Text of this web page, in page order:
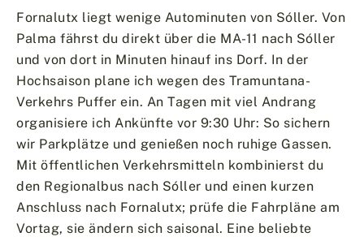
Fornalutx liegt wenige Autominuten von Sóller. Von
Palma fährst du direkt über die MA-11 nach Sóller
und von dort in Minuten hinauf ins Dorf. In der
Hochsaison plane ich wegen des Tramuntana-
Verkehrs Puffer ein. An Tagen mit viel Andrang
organisiere ich Ankünfte vor 9:30 Uhr: So sichern
wir Parkplätze und genießen noch ruhige Gassen.
Mit öffentlichen Verkehrsmitteln kombinierst du
den Regionalbus nach Sóller und einen kurzen
Anschluss nach Fornalutx; prüfe die Fahrpläne am
Vortag, sie ändern sich saisonal. Eine beliebte